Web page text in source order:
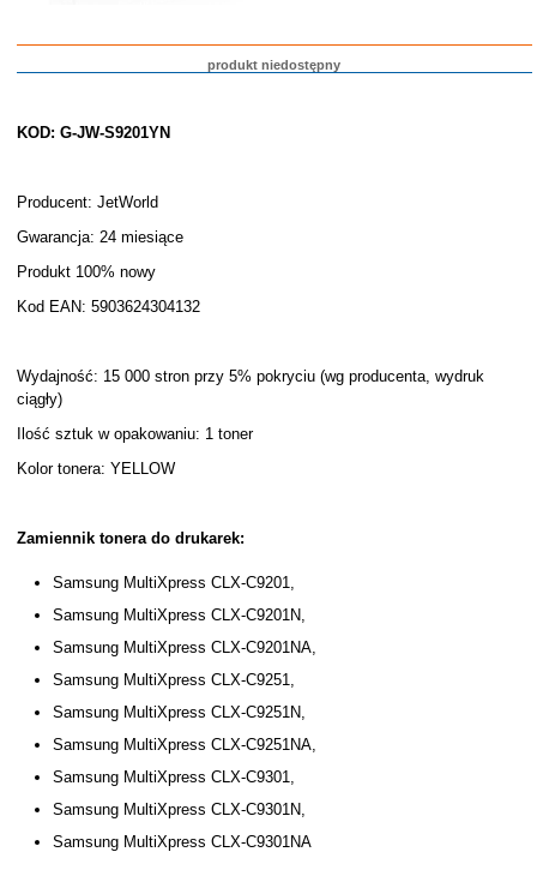
produkt niedostępny
KOD: G-JW-S9201YN
Producent: JetWorld
Gwarancja: 24 miesiące
Produkt 100% nowy
Kod EAN: 5903624304132
Wydajność: 15 000 stron przy 5% pokryciu (wg producenta, wydruk
ciągły)
Ilość sztuk w opakowaniu: 1 toner
Kolor tonera: YELLOW
Zamiennik tonera do drukarek:
Samsung MultiXpress CLX-C9201,
Samsung MultiXpress CLX-C9201N,
Samsung MultiXpress CLX-C9201NA,
Samsung MultiXpress CLX-C9251,
Samsung MultiXpress CLX-C9251N,
Samsung MultiXpress CLX-C9251NA,
Samsung MultiXpress CLX-C9301,
Samsung MultiXpress CLX-C9301N,
Samsung MultiXpress CLX-C9301NA